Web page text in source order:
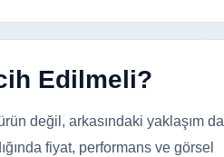
Edilmeli?
değil, arkasındaki yaklaşım da
fiyat, performans ve görsel